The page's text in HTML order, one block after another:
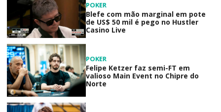
POKER
Blefe com mão marginal em pote
de US$ 50 mil é pego no Hustler
Casino Live
POKER
Felipe Ketzer faz semi-FT em
valioso Main Event no Chipre do
Norte